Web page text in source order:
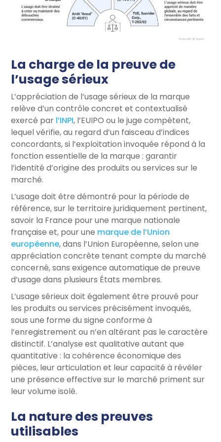
La charge de la preuve de
l’usage sérieux
L’appréciation de l’usage sérieux de la marque
relève d’un contrôle concret et contextualisé
exercé par l’INPI, l’EUIPO ou le juge compétent,
lequel vérifie, au regard d’un faisceau d’indices
concordants, si l’exploitation invoquée répond à la
fonction essentielle de la marque : garantir
l’identité d’origine des produits ou services sur le
marché.
L’usage doit être démontré pour la période de
référence, sur le territoire juridiquement pertinent,
savoir la France pour une marque nationale
française et, pour une marque de l’Union
européenne, dans l’Union Européenne, selon une
appréciation concrète tenant compte du marché
concerné, sans exigence automatique de preuve
d’usage dans plusieurs États membres.
L’usage sérieux doit également être prouvé pour
les produits ou services précisément invoqués,
sous une forme du signe conforme à
l’enregistrement ou n’en altérant pas le caractère
distinctif. L’analyse est qualitative autant que
quantitative : la cohérence économique des
pièces, leur articulation et leur capacité à révéler
une présence effective sur le marché priment sur
leur volume isolé.
La nature des preuves
utilisables